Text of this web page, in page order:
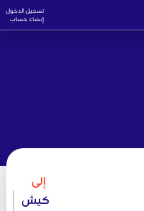
تسجيل الدخول
إنشاء حساب
إلى
كيش